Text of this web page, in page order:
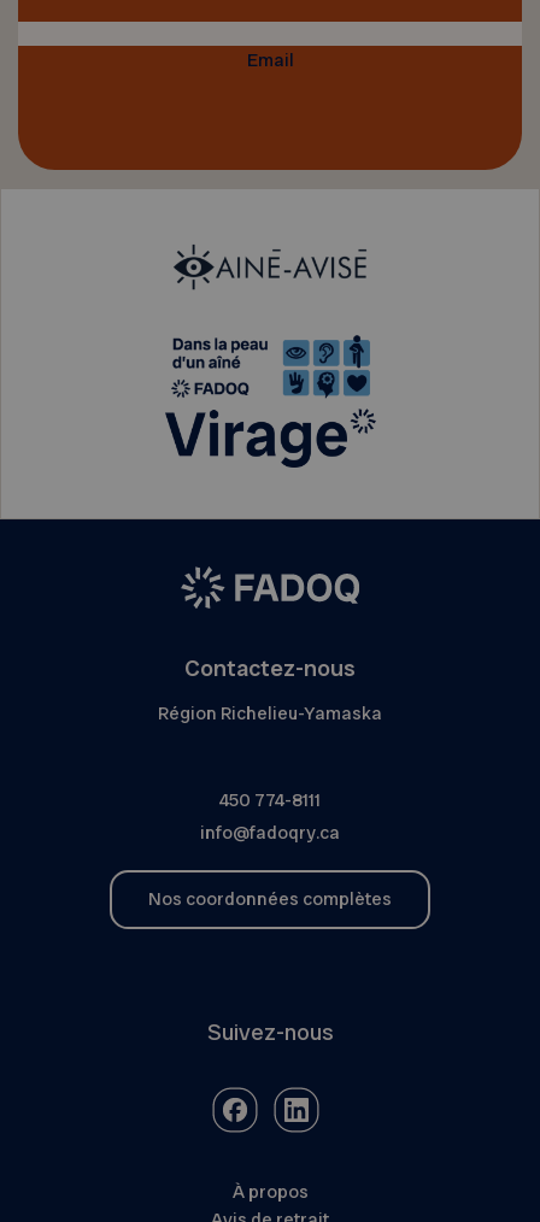
Email
Contactez-nous
Région Richelieu-Yamaska
450 774-8111
info@fadoqry.ca
Nos coordonnées complètes
Suivez-nous
À propos